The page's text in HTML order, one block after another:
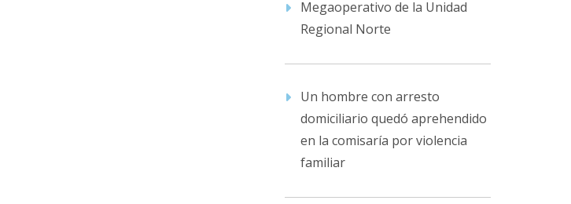
Megaoperativo de la Unidad
Regional Norte
Un hombre con arresto
domiciliario quedó aprehendido
en la comisaría por violencia
familiar